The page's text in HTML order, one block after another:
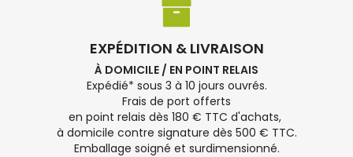
EXPÉDITION & LIVRAISON
À DOMICILE / EN POINT RELAIS
Expédié* sous 3 à 10 jours ouvrés.
Frais de port offerts
en point relais dès 180 € TTC d'achats,
à domicile contre signature dès 500 € TTC.
Emballage soigné et surdimensionné.